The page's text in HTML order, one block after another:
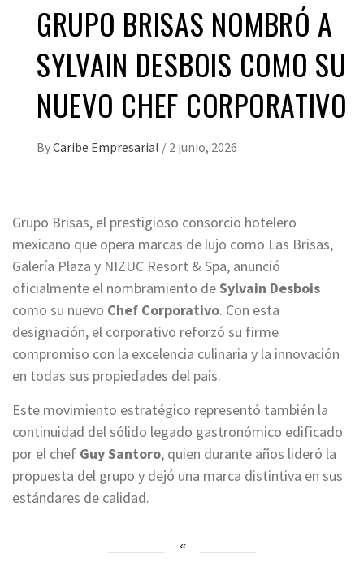
GRUPO BRISAS NOMBRÓ A
SYLVAIN DESBOIS COMO SU
NUEVO CHEF CORPORATIVO
ByCaribe Empresarial / 2 junio, 2026
Grupo Brisas, el prestigioso consorcio hotelero
mexicano que opera marcas de lujo como Las Brisas,
Galería Plaza y NIZUC Resort & Spa, anunció
oficialmente el nombramiento deSylvain Desbois
como su nuevo Chef Corporativo. Con esta
designación, el corporativo reforzó su firme
compromiso con la excelencia culinaria y la innovación
en todas sus propiedades del país.
Este movimiento estratégico representó también la
continuidad del sólido legado gastronómico edificado
por el chef Guy Santoro, quien durante años lideró la
propuesta del grupo y dejó una marca distintiva en sus
estándares de calidad.